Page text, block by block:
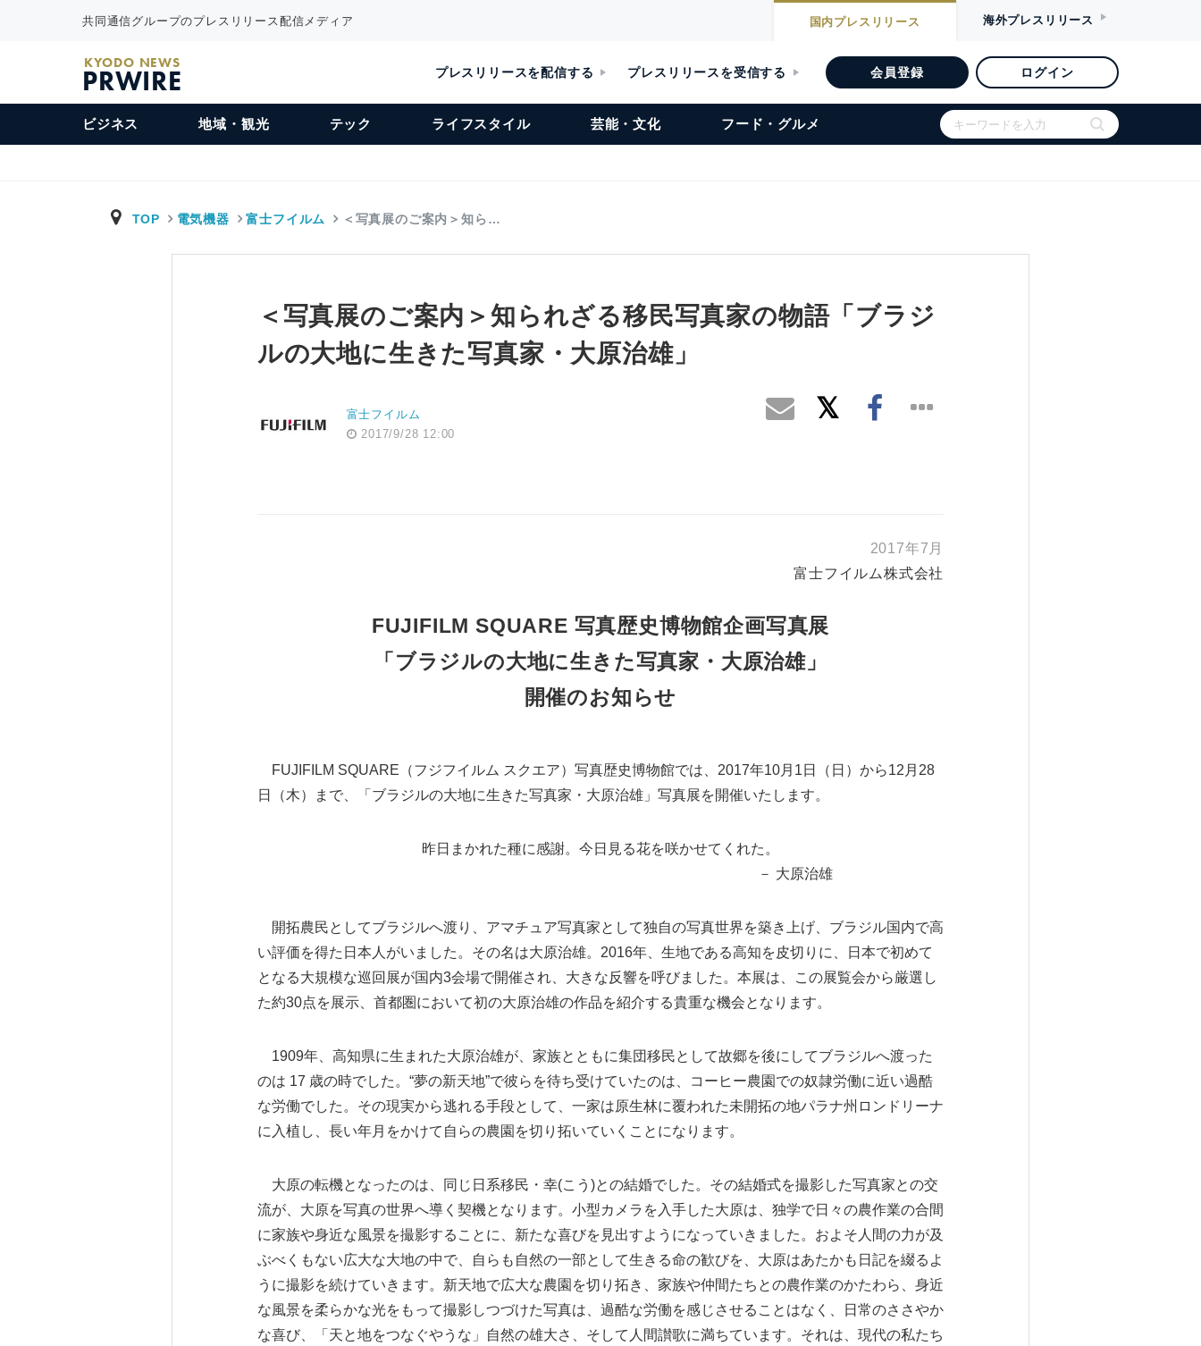
共同通信グループのプレスリリース配信メディア 国内プレスリリース 海外プレスリリース
KYODO NEWS
PRWIRE プレスリリースを配信する プレスリリースを受信する 会員登録 ログイン
ビジネス 地域・観光 テック ライフスタイル 芸能・文化 フード・グルメ
TOP 電気機器 富士フイルム ＜写真展のご案内＞知ら…
＜写真展のご案内＞知られざる移民写真家の物語「ブラジ
ルの大地に生きた写真家・大原治雄」
富士フイルム
2017/9/28 12:00
2017年7月
富士フイルム株式会社
FUJIFILM SQUARE 写真歴史博物館企画写真展
「ブラジルの大地に生きた写真家・大原治雄」
開催のお知らせ
FUJIFILM SQUARE（フジフイルム スクエア）写真歴史博物館では、2017年10月1日（日）から12月28
日（木）まで、「ブラジルの大地に生きた写真家・大原治雄」写真展を開催いたします。
昨日まかれた種に感謝。今日見る花を咲かせてくれた。
－ 大原治雄
開拓農民としてブラジルへ渡り、アマチュア写真家として独自の写真世界を築き上げ、ブラジル国内で高
い評価を得た日本人がいました。その名は大原治雄。2016年、生地である高知を皮切りに、日本で初めて
となる大規模な巡回展が国内3会場で開催され、大きな反響を呼びました。本展は、この展覧会から厳選し
た約30点を展示、首都圏において初の大原治雄の作品を紹介する貴重な機会となります。
1909年、高知県に生まれた大原治雄が、家族とともに集団移民として故郷を後にしてブラジルへ渡った
のは 17 歳の時でした。“夢の新天地”で彼らを待ち受けていたのは、コーヒー農園での奴隷労働に近い過酷
な労働でした。その現実から逃れる手段として、一家は原生林に覆われた未開拓の地パラナ州ロンドリーナ
に入植し、長い年月をかけて自らの農園を切り拓いていくことになります。
大原の転機となったのは、同じ日系移民・幸(こう)との結婚でした。その結婚式を撮影した写真家との交
流が、大原を写真の世界へ導く契機となります。小型カメラを入手した大原は、独学で日々の農作業の合間
に家族や身近な風景を撮影することに、新たな喜びを見出すようになっていきました。およそ人間の力が及
ぶべくもない広大な大地の中で、自らも自然の一部として生きる命の歓びを、大原はあたかも日記を綴るよ
うに撮影を続けていきます。新天地で広大な農園を切り拓き、家族や仲間たちとの農作業のかたわら、身近
な風景を柔らかな光をもって撮影しつづけた写真は、過酷な労働を感じさせることはなく、日常のささやか
な喜び、「天と地をつなぐやうな」自然の雄大さ、そして人間讃歌に満ちています。それは、現代の私たち